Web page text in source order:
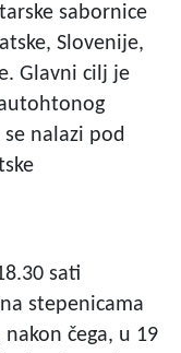
sabornice
Slovenije,
Glavni cilj je
nalazi pod
sati
stepenicama
čega, u 19